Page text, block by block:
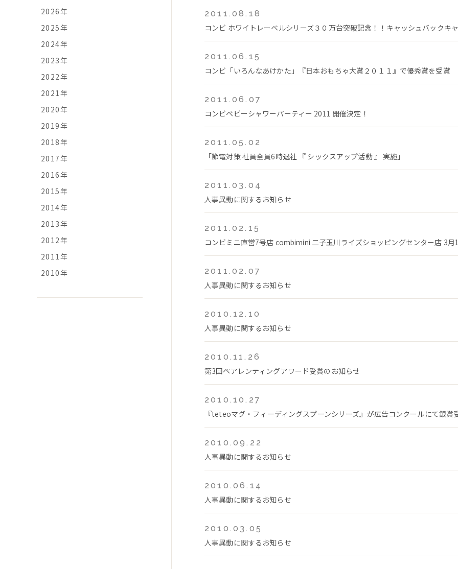
2011.08.18
コンビ ホワイトレーベルシリーズ３０万台突破記念！！キャッシュバックキ
2011.06.15
コンビ「いろんなあけかた」『日本おもちゃ大賞２０１１』で優秀賞を受賞
2011.06.07
コンビベビーシャワーパーティー 2011 開催決定！
2011.05.02
「節電対策 社員全員6時退社 『 シックスアップ活動 』 実施」
2011.03.04
人事異動に関するお知らせ
2011.02.15
コンビミニ直営7号店 combimini 二子玉川ライズショッピングセンター店 3月
2011.02.07
人事異動に関するお知らせ
2010.12.10
人事異動に関するお知らせ
2010.11.26
第3回ペアレンティングアワード受賞のお知らせ
2010.10.27
『teteoマグ・フィーディングスプーンシリーズ』が広告コンクールにて銀賞
2010.09.22
人事異動に関するお知らせ
2010.06.14
人事異動に関するお知らせ
2010.03.05
人事異動に関するお知らせ
2026年
2025年
2024年
2023年
2022年
2021年
2020年
2019年
2018年
2017年
2016年
2015年
2014年
2013年
2012年
2011年
2010年